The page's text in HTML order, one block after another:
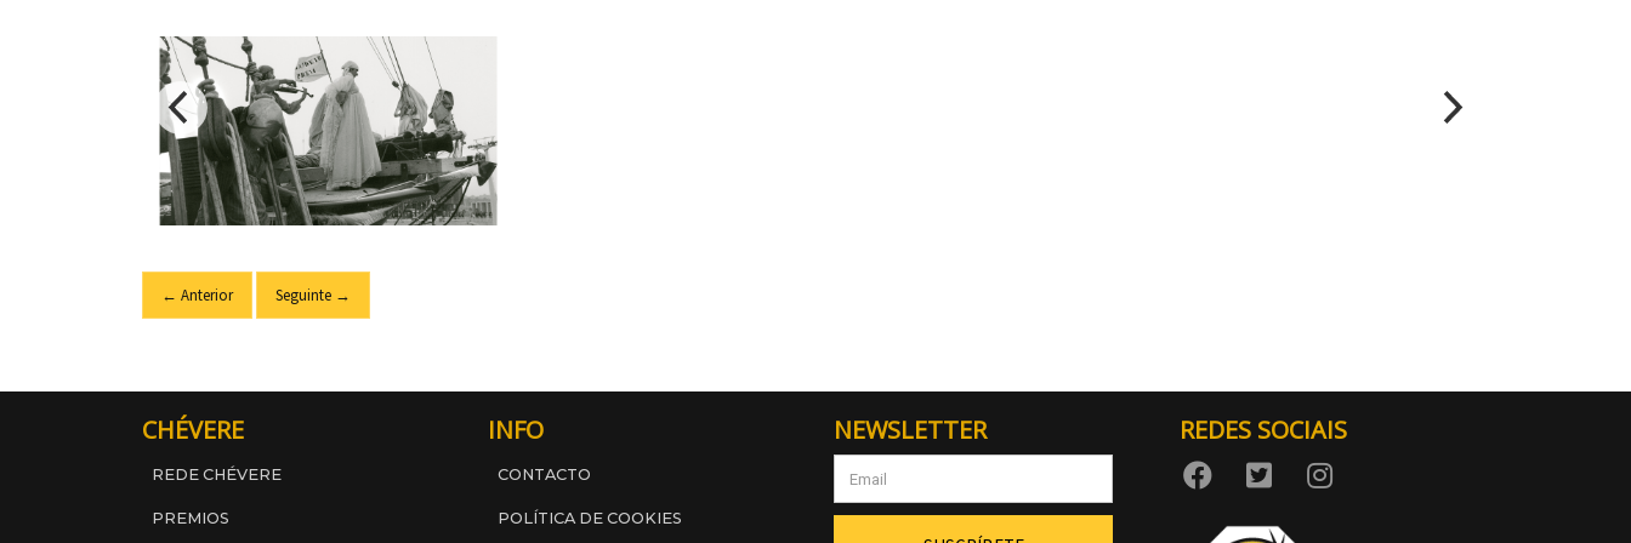
← Anterior Seguinte →
CHÉVERE
REDE CHÉVERE
PREMIOS
INFO
CONTACTO
POLÍTICA DE COOKIES
NEWSLETTER REDES SOCIAIS